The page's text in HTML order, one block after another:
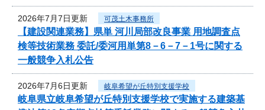
2026年7月7日更新 可茂土木事務所
【建設関連業務】県単 河川局部改良事業 用地調査点
検等技術業務 委託/委河用単第8－6－7－1号に関する
一般競争入札公告
2026年7月6日更新 岐阜希望が丘特別支援学校
岐阜県立岐阜希望が丘特別支援学校で実施する建築基